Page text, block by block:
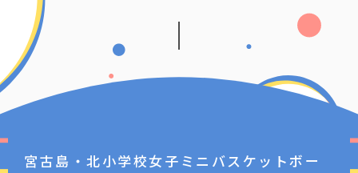
宮古島・北小学校女子ミニバスケットボー